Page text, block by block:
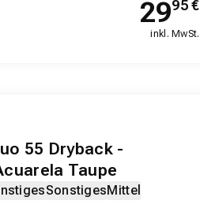
2995€
inkl. MwSt.
55 Dryback -
Taupe
SonstigesMittel